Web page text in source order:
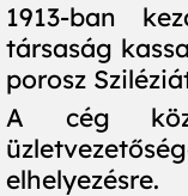
1913-ban
társaság
porosz
A cég
elhelyezésre.